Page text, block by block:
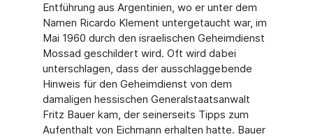
Entführung aus Argentinien, wo er unter dem
Namen Ricardo Klement untergetaucht war, im
Mai 1960 durch den israelischen Geheimdienst
Mossad geschildert wird. Oft wird dabei
unterschlagen, dass der ausschlaggebende
Hinweis für den Geheimdienst von dem
damaligen hessischen Generalstaatsanwalt
Fritz Bauer kam, der seinerseits Tipps zum
Aufenthalt von Eichmann erhalten hatte. Bauer